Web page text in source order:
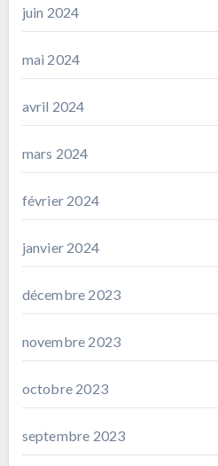
juin 2024
mai 2024
avril 2024
mars 2024
février 2024
janvier 2024
décembre 2023
novembre 2023
octobre 2023
septembre 2023